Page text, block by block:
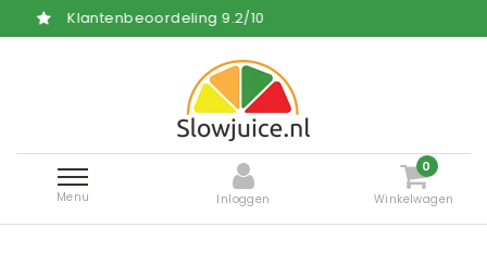
9.2/10
Menu Inloggen
0
Winkelwagen